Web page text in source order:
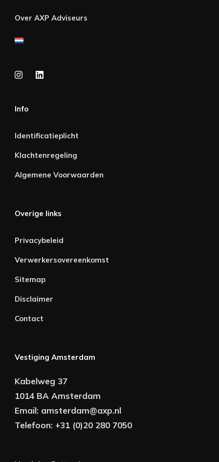
Over AXP Adviseurs
Info
Identificatieplicht
Klachtenregeling
Algemene Voorwaarden
Overige links
Privacybeleid
Verwerkersovereenkomst
Sitemap
Disclaimer
Contact
Vestiging Amsterdam
Kabelweg 37
1014 BA Amsterdam
Email: amsterdam@axp.nl
Telefoon: +31 (0)20 280 7050